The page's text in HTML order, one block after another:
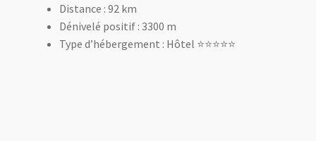
Distance : 92 km
Dénivelé positif : 3300 m
Type d’hébergement : Hôtel ⭐️⭐️⭐️⭐️⭐️